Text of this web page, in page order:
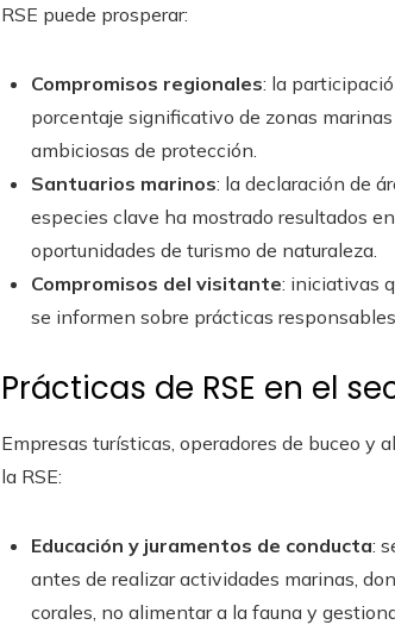
RSE puede prosperar:
Compromisos regionales: la
porcentaje significativo de zonas
ambiciosas de protección.
Santuarios marinos: la declaración de
especies clave ha mostrado resultados
oportunidades de turismo de naturaleza.
Compromisos del visitante: iniciativas
se informen sobre prácticas
Prácticas de RSE en el
Empresas turísticas, operadores de buceo y
la RSE:
Educación y juramentos de conducta:
antes de realizar actividades marinas,
corales, no alimentar a la fauna y